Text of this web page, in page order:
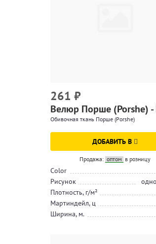
261 ₽
Велюр Порше (Porshe)
Обивочная ткань Порше (Porshe)
ДОБАВИТЬ В
Продажа: оптом в розницу
Color
Рисунок
Плотность, г/м²
Мартиндейл, ц
Ширина, м.